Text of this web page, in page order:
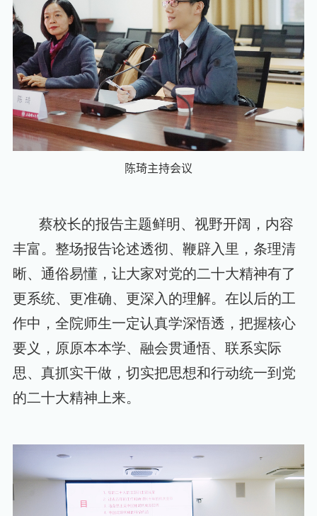
陈琦主持会议
蔡校长的报告主题鲜明、视野开阔，内容
丰富。 整场报告论述透彻、鞭辟入里，条理清
晰、通俗易懂，让大家对党的二十大精神有了
更系统、更准确、更深入的理解。在以后的工
作中，全院师生一定认真学深悟透，把握核心
要义，原原本本学、融会贯通悟、联系实际
思、真抓实干做，切实把思想和行动统一到党
的二十大精神上来。